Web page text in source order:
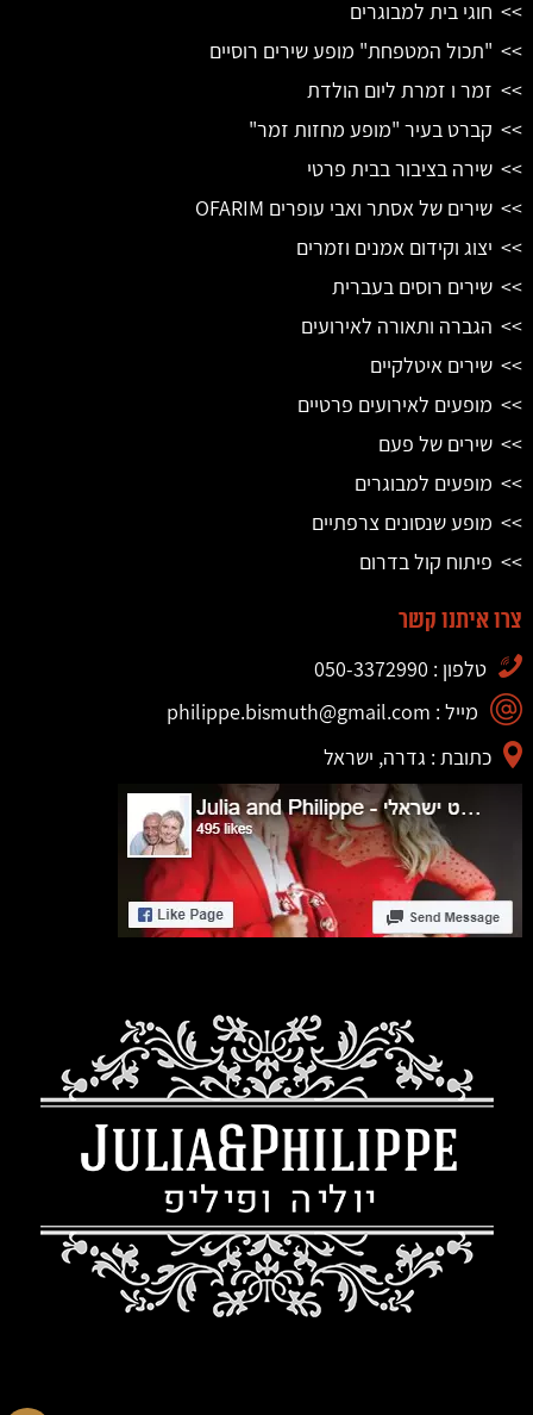
חוגי בית למבוגרים
"תכול המטפחת" מופע שירים רוסיים
זמר ו זמרת ליום הולדת
קברט בעיר "מופע מחזות זמר"
שירה בציבור בבית פרטי
שירים של אסתר ואבי עופרים OFARIM
יצוג וקידום אמנים וזמרים
שירים רוסים בעברית
הגברה ותאורה לאירועים
שירים איטלקיים
מופעים לאירועים פרטיים
שירים של פעם
מופעים למבוגרים
מופע שנסונים צרפתיים
פיתוח קול בדרום
צרו איתנו קשר
טלפון : 050-3372990
מייל : philippe.bismuth@gmail.com
כתובת : גדרה, ישראל